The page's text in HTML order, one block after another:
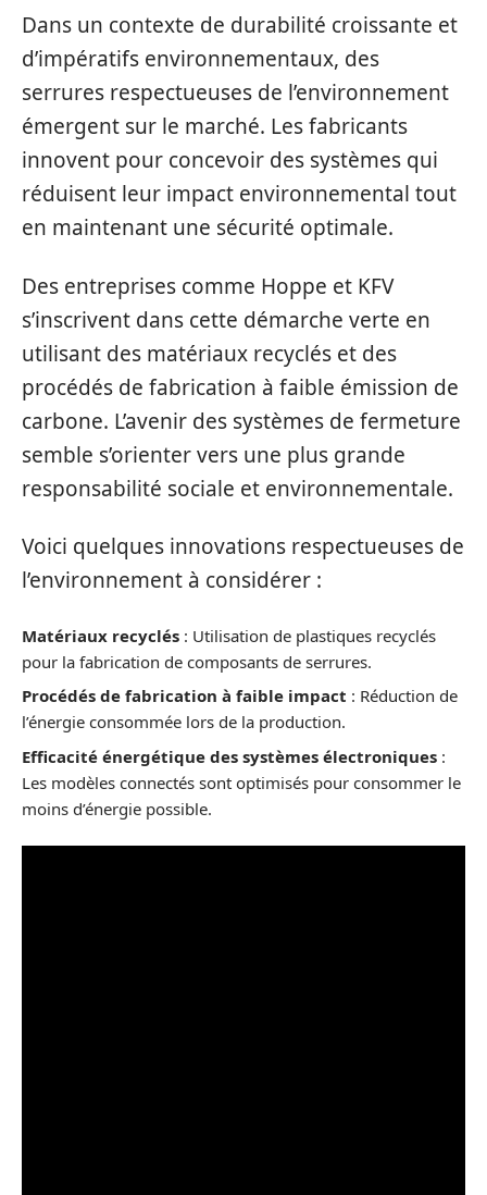
Dans un contexte de durabilité croissante et
d’impératifs environnementaux, des
serrures respectueuses de l’environnement
émergent sur le marché. Les fabricants
innovent pour concevoir des systèmes qui
réduisent leur impact environnemental tout
en maintenant une sécurité optimale.
Des entreprises comme Hoppe et KFV
s’inscrivent dans cette démarche verte en
utilisant des matériaux recyclés et des
procédés de fabrication à faible émission de
carbone. L’avenir des systèmes de fermeture
semble s’orienter vers une plus grande
responsabilité sociale et environnementale.
Voici quelques innovations respectueuses de
l’environnement à considérer :
Matériaux recyclés : Utilisation de plastiques recyclés
pour la fabrication de composants de serrures.
Procédés de fabrication à faible impact : Réduction de
l’énergie consommée lors de la production.
Efficacité énergétique des systèmes électroniques :
Les modèles connectés sont optimisés pour consommer le
moins d’énergie possible.